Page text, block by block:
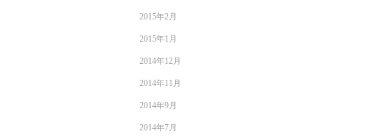
2015年2月
2015年1月
2014年12月
2014年11月
2014年9月
2014年7月